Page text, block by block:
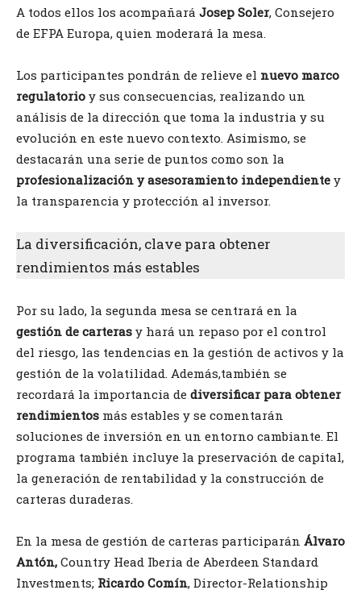
A todos ellos los acompañará Josep Soler, Consejero
de EFPA Europa, quien moderará la mesa.
Los participantes pondrán de relieve el nuevo marco
regulatorio y sus consecuencias, realizando un
análisis de la dirección que toma la industria y su
evolución en este nuevo contexto. Asimismo, se
destacarán una serie de puntos como son la
profesionalización y asesoramiento independiente y
la transparencia y protección al inversor.
La diversificación, clave para obtener
rendimientos más estables
Por su lado, la segunda mesa se centrará en la
gestión de carteras y hará un repaso por el control
del riesgo, las tendencias en la gestión de activos y la
gestión de la volatilidad. Además,también se
recordará la importancia de diversificar para obtener
rendimientos más estables y se comentarán
soluciones de inversión en un entorno cambiante. El
programa también incluye la preservación de capital,
la generación de rentabilidad y la construcción de
carteras duraderas.
En la mesa de gestión de carteras participarán Álvaro
Antón, Country Head Iberia de Aberdeen Standard
Investments; Ricardo Comín, Director-Relationship